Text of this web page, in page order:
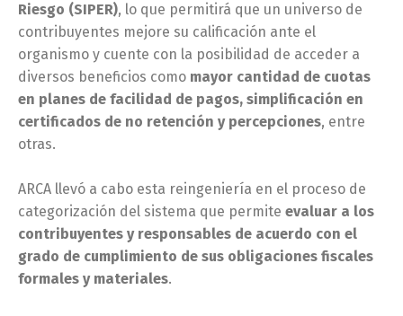
Riesgo (SIPER), lo que permitirá que un universo de
contribuyentes mejore su calificación ante el
organismo y cuente con la posibilidad de acceder a
diversos beneficios como mayor cantidad de cuotas
en planes de facilidad de pagos, simplificación en
certificados de no retención y percepciones, entre
otras.
ARCA llevó a cabo esta reingeniería en el proceso de
categorización del sistema que permite evaluar a los
contribuyentes y responsables de acuerdo con el
grado de cumplimiento de sus obligaciones fiscales
formales y materiales.